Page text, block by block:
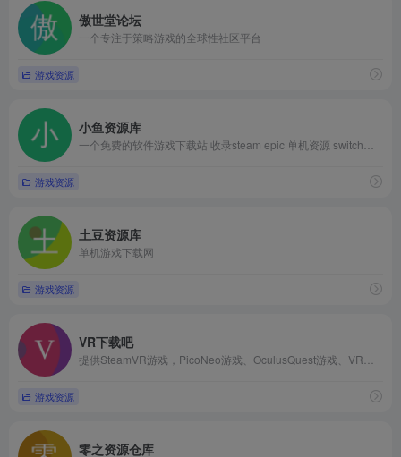
傲世堂论坛
一个专注于策略游戏的全球性社区平台
游戏资源
小鱼资源库
游戏资源
土豆资源库
单机游戏下载网
游戏资源
VR下载吧
游戏资源
零之资源仓库